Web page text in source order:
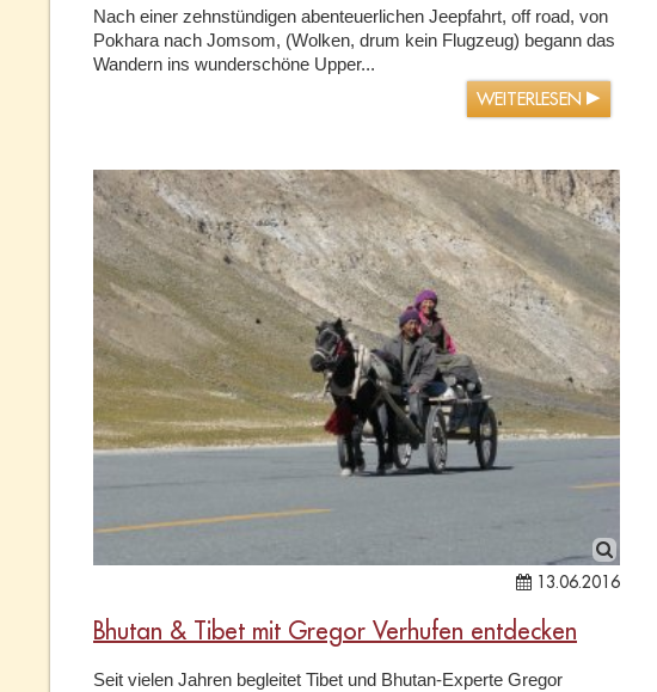
Nach einer zehnstündigen abenteuerlichen Jeepfahrt, off road, von
Pokhara nach Jomsom, (Wolken, drum kein Flugzeug) begann das
Wandern ins wunderschöne Upper...
WEITERLESEN
13.06.2016
Bhutan & Tibet mit Gregor Verhufen entdecken
Seit vielen Jahren begleitet Tibet und Bhutan-Experte Gregor